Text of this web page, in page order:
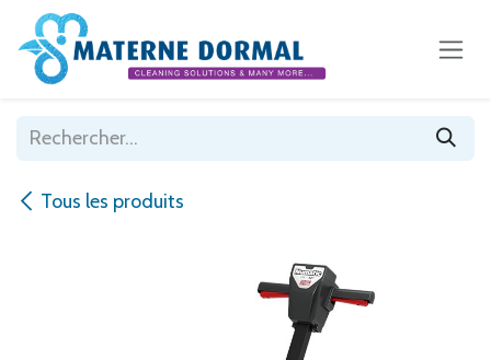
Se rendre au contenu
Tous les produits